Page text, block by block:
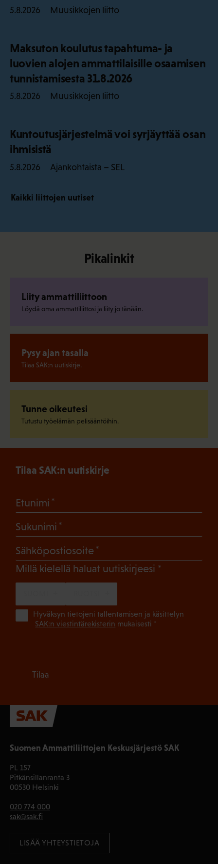
5.8.2026 Muusikkojen liitto
Maksuton koulutus tapahtuma- ja
luovien alojen ammattilaisille osaamisen
tunnistamisesta 31.8.2026
5.8.2026 Muusikkojen liitto
Kuntoutusjärjestelmä voi syrjäyttää osan
ihmisistä
5.8.2026 Ajankohtaista – SEL
Kaikki liittojen uutiset
Pikalinkit
Liity ammattiliittoon
Löydä oma ammattiliittosi ja liity jo tänään.
Pysy ajan tasalla
Tilaa SAK:n uutiskirje.
Tunne oikeutesi
Tutustu työelämän pelisääntöihin.
Suomen Ammattiliittojen Keskusjärjestö SAK
PL 157
Pitkänsillanranta 3
00530 Helsinki
020 774 000
sak@sak.fi
LISÄÄ YHTEYSTIETOJA
Tilaa SAK:n uutiskirje
Etunimi
Sukunimi
Sähköpostiosoite
Millä kielellä haluat uutiskirjeesi (Pakollinen)
Hyväksyn tietojeni tallentamisen ja käsittelyn
SAK:n viestintärekisterin mukaisesti *
Tilaa